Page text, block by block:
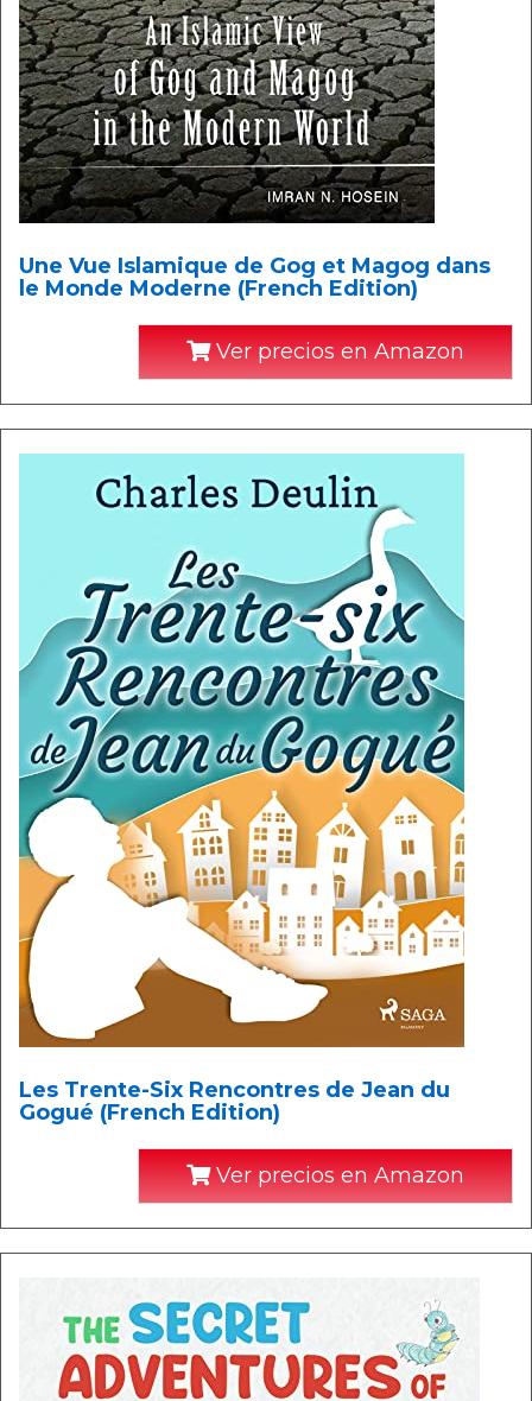
Une Vue Islamique de Gog et Magog dans
le Monde Moderne (French Edition)
Ver precios en Amazon
Les Trente-Six Rencontres de Jean du
Gogué (French Edition)
Ver precios en Amazon